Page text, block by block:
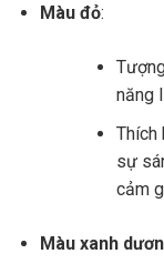
Màu đỏ:
năng
Thích
sự
cảm
Màu xanh